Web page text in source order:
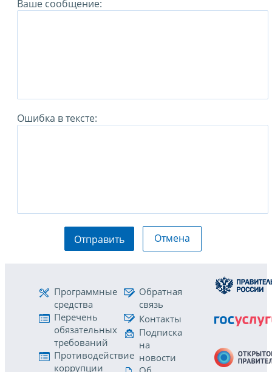
Ваше сообщение:
Ошибка в тексте:
Отправить Отмена
Программные
средства
Перечень
обязательных
требований
Противодействие
коррупции
Обратная
связь
Контакты
Подписка
на
новости